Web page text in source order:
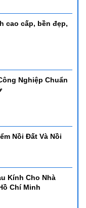
cao cấp, bền đẹp,
Nghiệp Chuẩn
Nồi Đất Và Nồi
Kính Cho Nhà
Chí Minh